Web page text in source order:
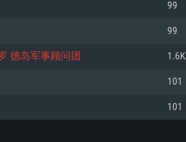
드 인터넷
GB (최소 클라이언트)
슷한 성능을 가지는 Mac 버전
해상도: 720p
드 인터넷
GB (최소 클라이언트)
지며 최신 그래픽 드라이버를
월 미만; 최소사양 지원 해상도
99
99
德岛军事顾问团 1.6K
101
101